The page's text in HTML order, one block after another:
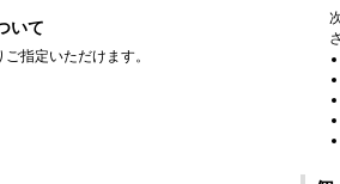
いて
指定いただけます。